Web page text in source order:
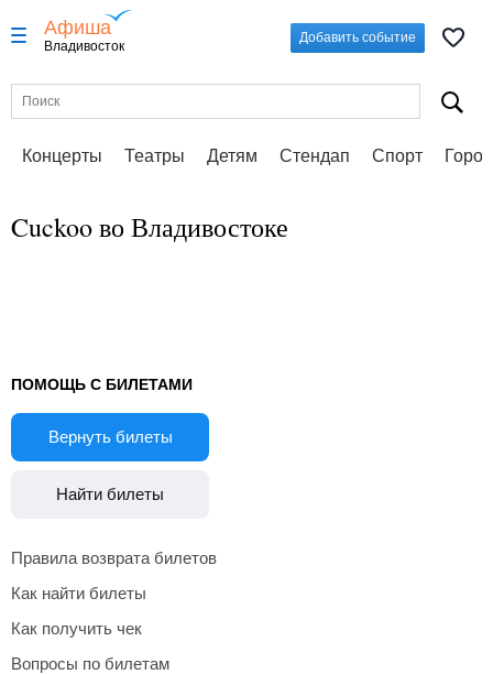
Афиша
Владивосток
Добавить событие
Концерты Театры Детям Стендап Спорт
Cuckoo во Владивостоке
ПОМОЩЬ С БИЛЕТАМИ
Вернуть билеты
Найти билеты
Правила возврата билетов
Как найти билеты
Как получить чек
Вопросы по билетам